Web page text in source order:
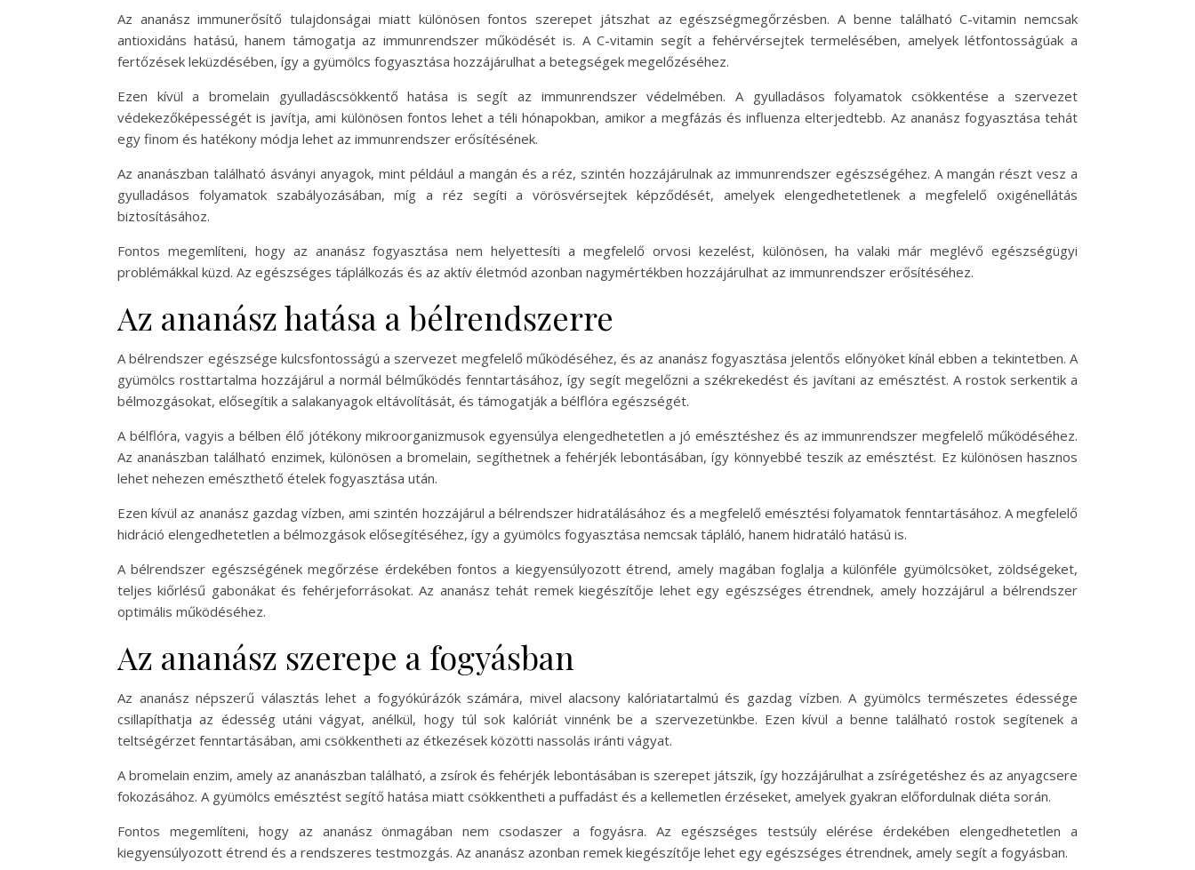
Az ananász immunerősítő tulajdonságai miatt különösen fontos szerepet játszhat az egészségmegőrzésben. A benne található C-vitamin nemcsak
antioxidáns hatású, hanem támogatja az immunrendszer működését is. A C-vitamin segít a fehérvérsejtek termelésében, amelyek létfontosságúak a
fertőzések leküzdésében, így a gyümölcs fogyasztása hozzájárulhat a betegségek megelőzéséhez.
Ezen kívül a bromelain gyulladáscsökkentő hatása is segít az immunrendszer védelmében. A gyulladásos folyamatok csökkentése a szervezet
védekezőképességét is javítja, ami különösen fontos lehet a téli hónapokban, amikor a megfázás és influenza elterjedtebb. Az ananász fogyasztása tehát
egy finom és hatékony módja lehet az immunrendszer erősítésének.
Az ananászban található ásványi anyagok, mint például a mangán és a réz, szintén hozzájárulnak az immunrendszer egészségéhez. A mangán részt vesz a
gyulladásos folyamatok szabályozásában, míg a réz segíti a vörösvérsejtek képződését, amelyek elengedhetetlenek a megfelelő oxigénellátás
biztosításához.
Fontos megemlíteni, hogy az ananász fogyasztása nem helyettesíti a megfelelő orvosi kezelést, különösen, ha valaki már meglévő egészségügyi
problémákkal küzd. Az egészséges táplálkozás és az aktív életmód azonban nagymértékben hozzájárulhat az immunrendszer erősítéséhez.
Az ananász hatása a bélrendszerre
A bélrendszer egészsége kulcsfontosságú a szervezet megfelelő működéséhez, és az ananász fogyasztása jelentős előnyöket kínál ebben a tekintetben. A
gyümölcs rosttartalma hozzájárul a normál bélműködés fenntartásához, így segít megelőzni a székrekedést és javítani az emésztést. A rostok serkentik a
bélmozgásokat, elősegítik a salakanyagok eltávolítását, és támogatják a bélflóra egészségét.
A bélflóra, vagyis a bélben élő jótékony mikroorganizmusok egyensúlya elengedhetetlen a jó emésztéshez és az immunrendszer megfelelő működéséhez.
Az ananászban található enzimek, különösen a bromelain, segíthetnek a fehérjék lebontásában, így könnyebbé teszik az emésztést. Ez különösen hasznos
lehet nehezen emészthető ételek fogyasztása után.
Ezen kívül az ananász gazdag vízben, ami szintén hozzájárul a bélrendszer hidratálásához és a megfelelő emésztési folyamatok fenntartásához. A megfelelő
hidráció elengedhetetlen a bélmozgások elősegítéséhez, így a gyümölcs fogyasztása nemcsak tápláló, hanem hidratáló hatású is.
A bélrendszer egészségének megőrzése érdekében fontos a kiegyensúlyozott étrend, amely magában foglalja a különféle gyümölcsöket, zöldségeket,
teljes kiőrlésű gabonákat és fehérjeforrásokat. Az ananász tehát remek kiegészítője lehet egy egészséges étrendnek, amely hozzájárul a bélrendszer
optimális működéséhez.
Az ananász szerepe a fogyásban
Az ananász népszerű választás lehet a fogyókúrázók számára, mivel alacsony kalóriatartalmú és gazdag vízben. A gyümölcs természetes édessége
csillapíthatja az édesség utáni vágyat, anélkül, hogy túl sok kalóriát vinnénk be a szervezetünkbe. Ezen kívül a benne található rostok segítenek a
teltségérzet fenntartásában, ami csökkentheti az étkezések közötti nassolás iránti vágyat.
A bromelain enzim, amely az ananászban található, a zsírok és fehérjék lebontásában is szerepet játszik, így hozzájárulhat a zsírégetéshez és az anyagcsere
fokozásához. A gyümölcs emésztést segítő hatása miatt csökkentheti a puffadást és a kellemetlen érzéseket, amelyek gyakran előfordulnak diéta során.
Fontos megemlíteni, hogy az ananász önmagában nem csodaszer a fogyásra. Az egészséges testsúly elérése érdekében elengedhetetlen a
kiegyensúlyozott étrend és a rendszeres testmozgás. Az ananász azonban remek kiegészítője lehet egy egészséges étrendnek, amely segít a fogyásban.